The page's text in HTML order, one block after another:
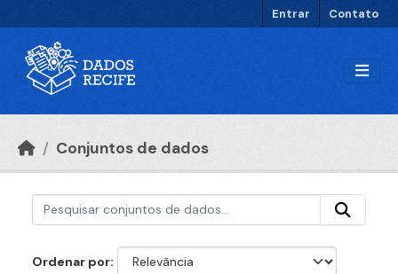
Entrar Contato
Conjuntos de dados
Ordenar por